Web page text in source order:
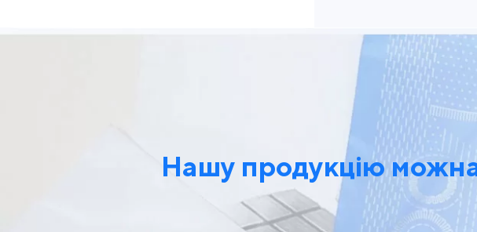
Нашу продукцію можна